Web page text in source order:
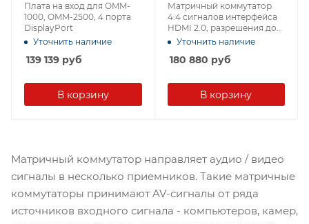
Плата на вход для OMM-
1000, OMM-2500, 4 порта
DisplayPort
Уточнить наличие
139 139 руб
В корзину
Матричный коммутатор
4:4 сигналов интерфейса
HDMI 2.0, разрешения до
4K60 (4:4:4)
Уточнить наличие
180 880 руб
В корзину
Матричный коммутатор направляет аудио / видео
сигналы в несколько приемников. Такие матричные
коммутаторы принимают AV-сигналы от ряда
источников входного сигнала - компьютеров, камер,